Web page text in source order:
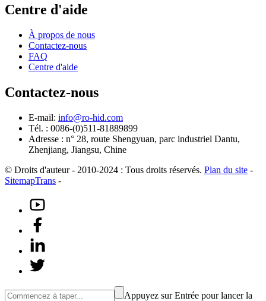
Centre d'aide
À propos de nous
Contactez-nous
FAQ
Centre d'aide
Contactez-nous
E-mail: info@ro-hid.com
Tél. : 0086-(0)511-81889899
Adresse : n° 28, route Shengyuan, parc industriel Dantu,
Zhenjiang, Jiangsu, Chine
© Droits d'auteur - 2010-2024 : Tous droits réservés. Plan du site -
SitemapTrans -
Appuyez sur Entrée pour lancer la